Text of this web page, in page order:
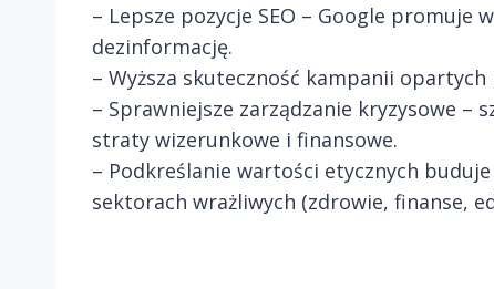
– Lepsze pozycje SEO – Google promuje
dezinformację.
– Wyższa skuteczność kampanii
– Sprawniejsze zarządzanie kryzysowe –
straty wizerunkowe i finansowe.
– Podkreślanie wartości etycznych
sektorach wrażliwych (zdrowie, finanse,